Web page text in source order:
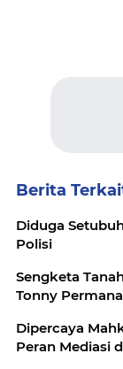
Berita
Diduga
Polisi
Sengketa
Tonny
Dipercaya
Peran Mediasi